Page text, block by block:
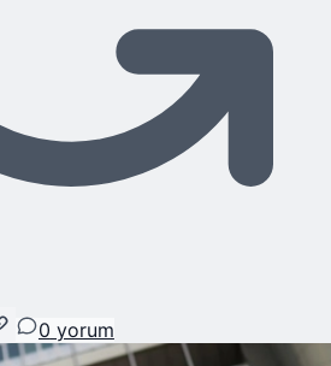
0 yorum